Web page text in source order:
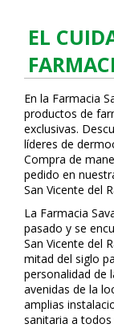
EL
En la Farmacia
productos de
exclusivas.
líderes de
Compra de
pedido en
San Vicente del
La Farmacia
pasado y se
San Vicente del
mitad del siglo
personalidad de
avenidas de la
amplias
sanitaria a todos